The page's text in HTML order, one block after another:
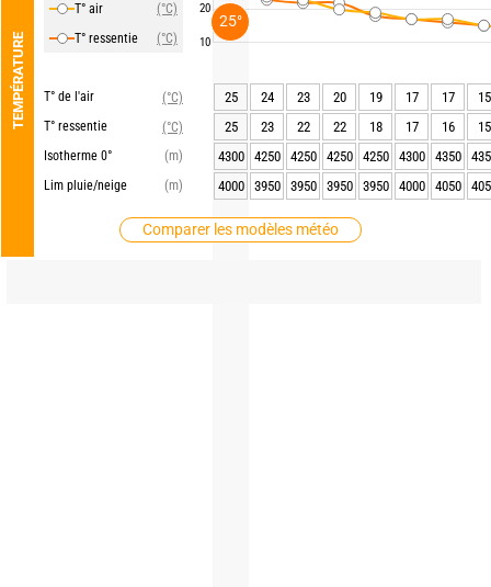
TEMPÉRATURE
T° air
(°C)
T° ressentie
(°C)
T° de l'air
(°C)
T° ressentie
(°C)
Isotherme 0°
(m)
Lim pluie/neige
(m)
Comparer les modèles météo
20
10
25 24 23 20 19 17 17
15
25
23 22 22 18 17 16
15
4300
4250 4250 4250 4250 4300 4350
4000
3950 3950 3950 3950 4000 4050
25°